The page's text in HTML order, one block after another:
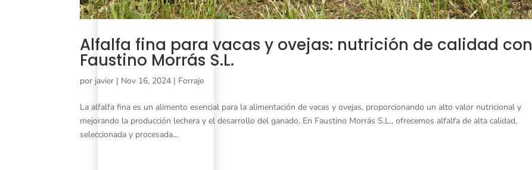
Alfalfa fina para vacas y ovejas: nutrición de calidad con
Faustino Morrás S.L.
por javier | Nov 16, 2024 | Forraje
La alfalfa fina es un alimento esencial para la alimentación de vacas y ovejas, proporcionando un alto valor nutricional y
mejorando la producción lechera y el desarrollo del ganado. En Faustino Morrás S.L., ofrecemos alfalfa de alta calidad,
seleccionada y procesada...